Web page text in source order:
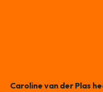
Caroline van der Plas